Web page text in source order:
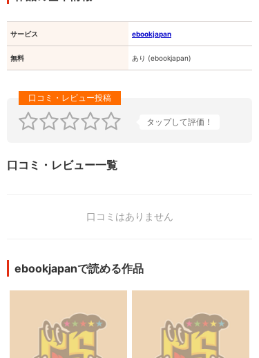
サービス ebookjapan
無料 あり (ebookjapan)
タップして評価！
口コミ・レビュー一覧
口コミはありません
ebookjapanで読める作品